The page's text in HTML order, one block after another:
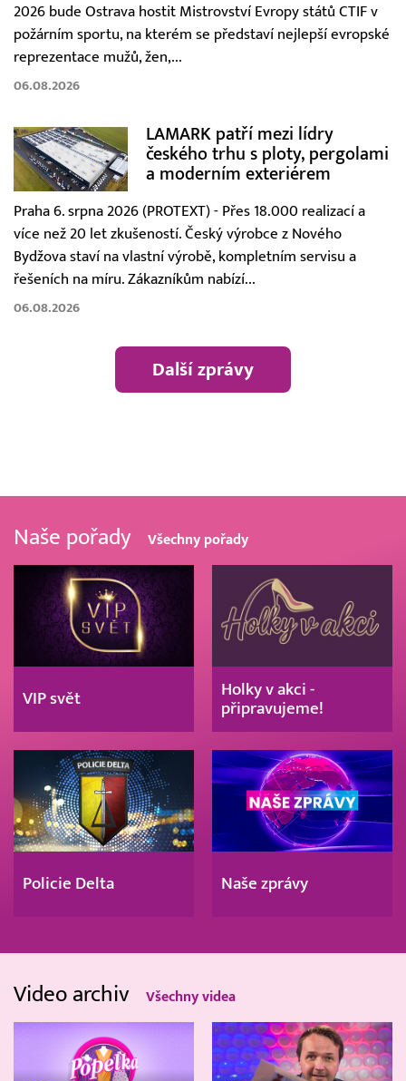
2026 bude Ostrava hostit Mistrovství Evropy států CTIF v
požárním sportu, na kterém se představí nejlepší evropské
reprezentace mužů, žen,...
06.08.2026
LAMARK patří mezi lídry
českého trhu s ploty, pergolami
a moderním exteriérem
Praha 6. srpna 2026 (PROTEXT) - Přes 18.000 realizací a
více než 20 let zkušeností. Český výrobce z Nového
Bydžova staví na vlastní výrobě, kompletním servisu a
řešeních na míru. Zákazníkům nabízí...
06.08.2026
Další zprávy
Naše pořady Všechny pořady
VIP svět
Holky v akci -
připravujeme!
Policie Delta Naše zprávy
Video archiv Všechny videa